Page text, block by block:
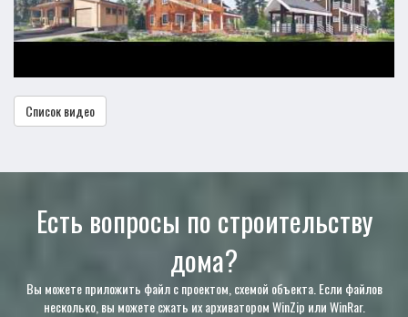
Список видео
Есть вопросы по строительству
дома?
Вы можете приложить файл с проектом, схемой объекта. Если файлов
несколько, вы можете сжать их архиватором WinZip или WinRar.